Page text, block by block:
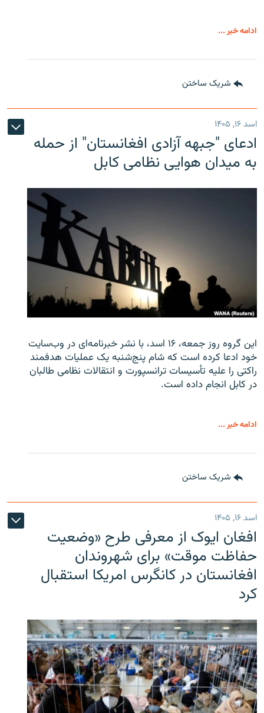
ادامه خبر ...
شریک ساختن
اسد ۱۶, ۱۴۰۵
ادعای "جبهه آزادی افغانستان" از حمله
به میدان هوایی نظامی کابل
این گروه روز جمعه، ۱۶ اسد، با نشر خبرنامه‌ای در وب‌سایت
خود ادعا کرده است که شام پنج‌شنبه یک عملیات هدفمند
راکتی را علیه تأسیسات ترانسپورت و انتقالات نظامی طالبان
در کابل انجام داده است.
ادامه خبر ...
شریک ساختن
اسد ۱۶, ۱۴۰۵
افغان ایوک از معرفی طرح «وضعیت
حفاظت موقت» برای شهروندان
افغانستان در کانگرس امریکا استقبال
کرد